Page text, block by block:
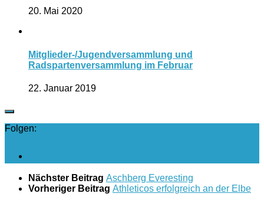
20. Mai 2020
Mitglieder-/Jugendversammlung und
Radspartenversammlung im Februar
22. Januar 2019
Folgen:
Nächster Beitrag Aschberg Everesting
Vorheriger Beitrag Athleticos erfolgreich an der Elbe